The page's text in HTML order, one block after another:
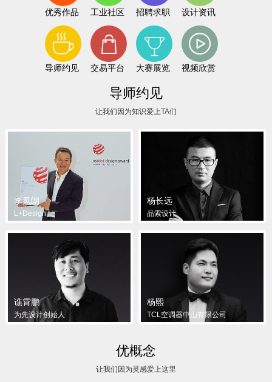
优秀作品 工业社区 招聘求职 设计资讯
导师约见 交易平台 大赛展览 视频欣赏
导师约见
让我们因为知识爱上TA们
李凤朗
L+Design
杨长远
品索设计
谯霄鹏
为先设计创始人
杨熙
TCL空调器中山有限公司
优概念
让我们因为灵感爱上这里